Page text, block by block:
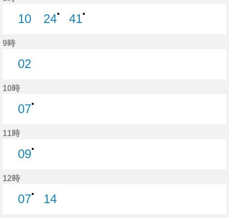
10
24●
41●
9時
02
10時
07●
11時
09●
12時
07●
14